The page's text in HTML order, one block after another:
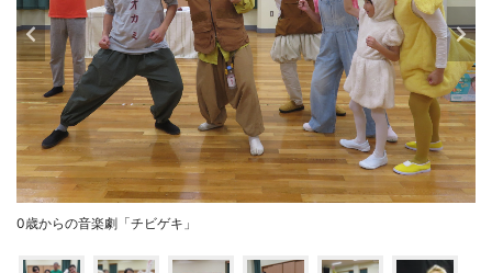
0歳からの音楽劇「チビゲキ」